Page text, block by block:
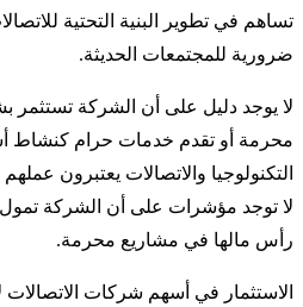
تساهم في تطوير البنية التحتية
ضرورية للمجتمعات الحديثة.
لا يوجد دليل على أن الشركة
محرمة أو تقدم خدمات حرام كنشاط
التكنولوجيا والاتصالات يعتبرون
لا توجد مؤشرات على أن الشركة
رأس مالها في مشاريع محرمة.
الاستثمار في أسهم شركات الاتصالات